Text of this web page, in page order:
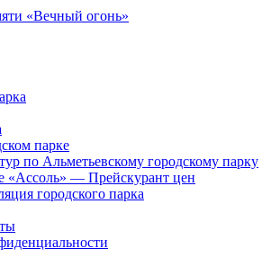
«Вечный огонь»
парке
по Альметьевскому городскому парку
«Ассоль» — Прейскурант цен
городского парка